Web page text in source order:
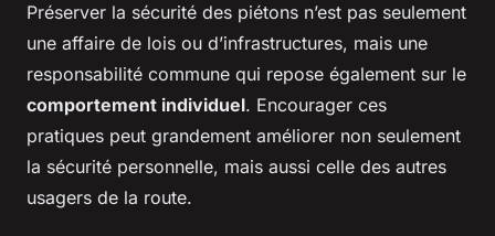
Préserver la sécurité des piétons n’est pas seulement
une affaire de lois ou d’infrastructures, mais une
responsabilité commune qui repose également sur le
comportement individuel. Encourager ces
pratiques peut grandement améliorer non seulement
la sécurité personnelle, mais aussi celle des autres
usagers de la route.